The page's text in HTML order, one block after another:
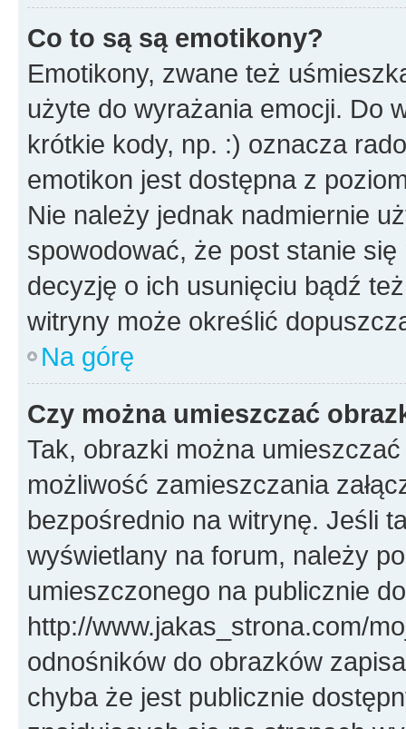
Co to są są emotikony?
Emotikony, zwane też
użyte do wyrażania emocji. Do
krótkie kody, np. :) oznacza
emotikon jest dostępna z
Nie należy jednak nadmiernie
spowodować, że post stanie
decyzję o ich usunięciu bądź
witryny może określić
Na górę
Czy można umieszczać
Tak, obrazki można
możliwość zamieszczania
bezpośrednio na witrynę. Jeśli
wyświetlany na forum, należy
umieszczonego na publicznie
http://www.jakas_strona.com/
odnośników do obrazków
chyba że jest publicznie